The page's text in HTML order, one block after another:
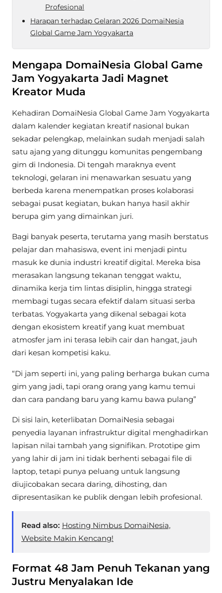
Profesional
Harapan terhadap Gelaran 2026 DomaiNesia
Global Game Jam Yogyakarta
Mengapa DomaiNesia Global Game
Jam Yogyakarta Jadi Magnet
Kreator Muda
Kehadiran DomaiNesia Global Game Jam Yogyakarta
dalam kalender kegiatan kreatif nasional bukan
sekadar pelengkap, melainkan sudah menjadi salah
satu ajang yang ditunggu komunitas pengembang
gim di Indonesia. Di tengah maraknya event
teknologi, gelaran ini menawarkan sesuatu yang
berbeda karena menempatkan proses kolaborasi
sebagai pusat kegiatan, bukan hanya hasil akhir
berupa gim yang dimainkan juri.
Bagi banyak peserta, terutama yang masih berstatus
pelajar dan mahasiswa, event ini menjadi pintu
masuk ke dunia industri kreatif digital. Mereka bisa
merasakan langsung tekanan tenggat waktu,
dinamika kerja tim lintas disiplin, hingga strategi
membagi tugas secara efektif dalam situasi serba
terbatas. Yogyakarta yang dikenal sebagai kota
dengan ekosistem kreatif yang kuat membuat
atmosfer jam ini terasa lebih cair dan hangat, jauh
dari kesan kompetisi kaku.
“Di jam seperti ini, yang paling berharga bukan cuma
gim yang jadi, tapi orang orang yang kamu temui
dan cara pandang baru yang kamu bawa pulang”
Di sisi lain, keterlibatan DomaiNesia sebagai
penyedia layanan infrastruktur digital menghadirkan
lapisan nilai tambah yang signifikan. Prototipe gim
yang lahir di jam ini tidak berhenti sebagai file di
laptop, tetapi punya peluang untuk langsung
diujicobakan secara daring, dihosting, dan
dipresentasikan ke publik dengan lebih profesional.
Read also: Hosting Nimbus DomaiNesia,
Website Makin Kencang!
Format 48 Jam Penuh Tekanan yang
Justru Menyalakan Ide